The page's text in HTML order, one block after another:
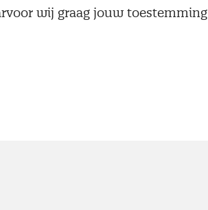
wij graag jouw toestemming